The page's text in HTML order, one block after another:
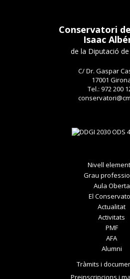
Conservatori
Isaac
de la Diputació
C/ Dr. Gaspar
17001
Tel.: 972 200
Nivell
Grau
Aula Oberta
El
Actualitat
Activitats
PMF
AFA
Alumni
Tràmits i
Preinscripcions i